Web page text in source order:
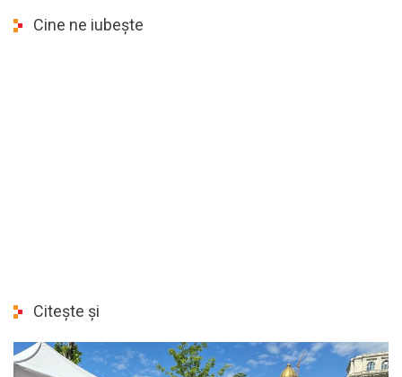
Cine ne iubește
Citește și